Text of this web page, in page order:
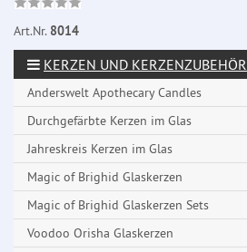
Art.Nr. 8014
KERZEN UND KERZENZUBEHÖR
Anderswelt Apothecary Candles
Durchgefärbte Kerzen im Glas
Jahreskreis Kerzen im Glas
Magic of Brighid Glaskerzen
Magic of Brighid Glaskerzen Sets
Voodoo Orisha Glaskerzen